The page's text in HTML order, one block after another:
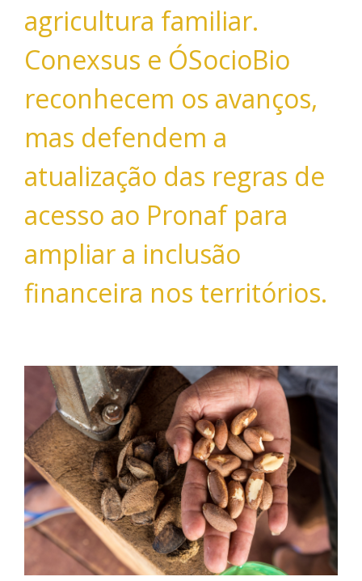
agricultura familiar.
Conexsus e ÓSocioBio
reconhecem os avanços,
mas defendem a
atualização das regras de
acesso ao Pronaf para
ampliar a inclusão
financeira nos territórios.